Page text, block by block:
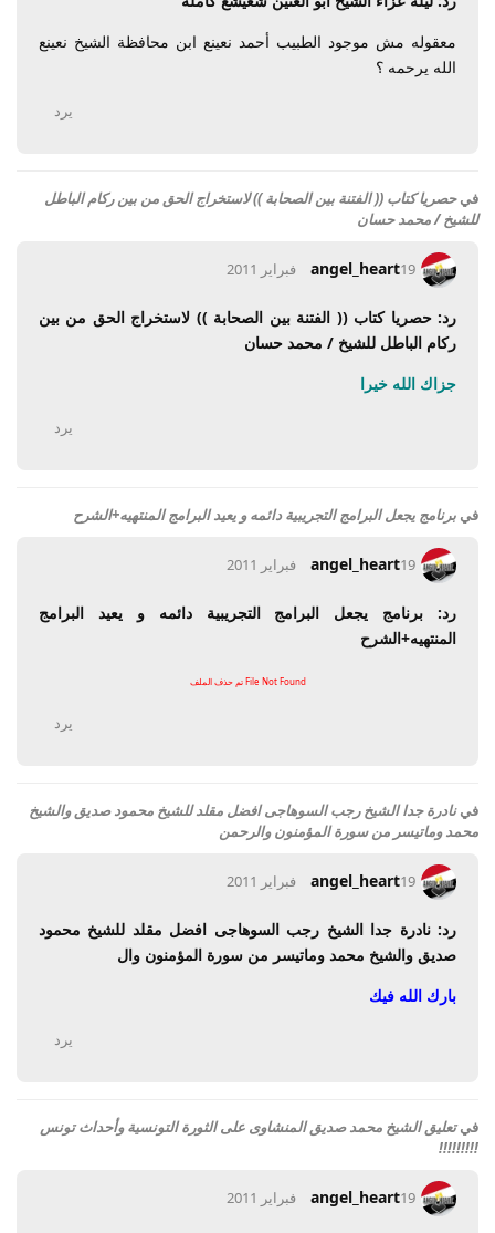
معقوله مش موجود الطبيب أحمد نعينع ابن محافظة الشيخ نعينع
الله يرحمه ؟
يرد
فيحصريا كتاب (( الفتنة بين الصحابة )) لاستخراج الحق من بين ركام الباطل
للشيخ / محمد حسان
angel_heart19 فبراير 2011
رد: حصريا كتاب (( الفتنة بين الصحابة )) لاستخراج الحق من بين
ركام الباطل للشيخ / محمد حسان
جزاك الله خيرا
يرد
في برنامج يجعل البرامج التجريبية دائمه و يعيد البرامج المنتهيه+الشرح
angel_heart19 فبراير 2011
رد: برنامج يجعل البرامج التجريبية دائمه و يعيد البرامج
المنتهيه+الشرح
File Not Found تم حذف الملف
يرد
فينادرة جدا الشيخ رجب السوهاجى افضل مقلد للشيخ محمود صديق والشيخ
محمد وماتيسر من سورة المؤمنون والرحمن
angel_heart19 فبراير 2011
رد: نادرة جدا الشيخ رجب السوهاجى افضل مقلد للشيخ محمود
صديق والشيخ محمد وماتيسر من سورة المؤمنون وال
بارك الله فيك
يرد
فيتعليق الشيخ محمد صديق المنشاوى على الثورة التونسية وأحداث تونس
!!!!!!!!!
angel_heart19 فبراير 2011